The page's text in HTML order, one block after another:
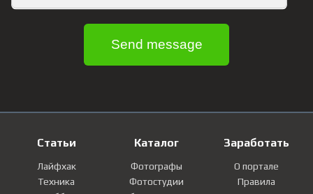
Статьи
Лайфхак
Техника
Каталог
Фотографы
Фотостудии
Заработать
О портале
Правила